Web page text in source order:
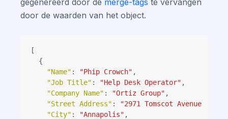
door de waarden van het object.
[
{
"Name" : "Phip Crowch" ,
"Job Title" : "Help Desk Operator" ,
"Company Name" : "Ortiz Group" ,
"Street Address" : "2971 Tomscot Avenue"
"City" : "Annapolis" ,